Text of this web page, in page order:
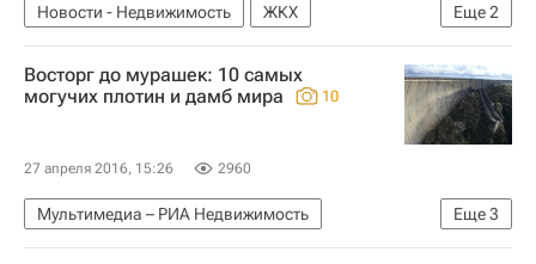
Еще2
Новости - Недвижимость
ЖКХ
Законодательство
Россия
Восторг до мурашек: 10 самых
могучих плотин и дамб мира
10
27 апреля 2016, 15:26 2960
Еще3
Мультимедиа – РИА Недвижимость
Мультимедиа
Инфраструктура